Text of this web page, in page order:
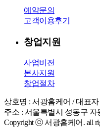
예약문의
고객이용후기
창업지원
사업비젼
본사지원
창업절차
상호명 : 서광홈케어 / 대표자
주소 : 서울특별시 성동구 자
Copyright ⓒ 서광홈케어. all